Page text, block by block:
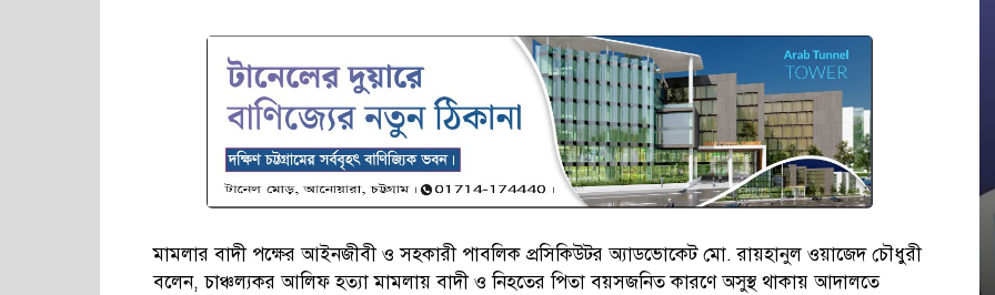
মামলার বাদী পক্ষের আইনজীবী ও সহকারী পাবলিক প্রসিকিউটর অ্যাডভোকেট মো. রায়হানুল ওয়াজেদ চৌধুরী
বলেন, চাঞ্চল্যকর আলিফ হত্যা মামলায় বাদী ও নিহতের পিতা বয়সজনিত কারণে অসুস্থ থাকায় আদালতে